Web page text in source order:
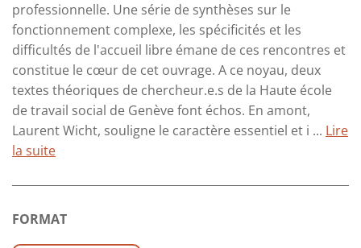
professionnelle. Une série de synthèses sur le
fonctionnement complexe, les spécificités et les
difficultés de l'accueil libre émane de ces rencontres et
constitue le cœur de cet ouvrage. A ce noyau, deux
textes théoriques de chercheur.e.s de la Haute école
de travail social de Genève font échos. En amont,
Laurent Wicht, souligne le caractère essentiel et i ... Lire
la suite
FORMAT